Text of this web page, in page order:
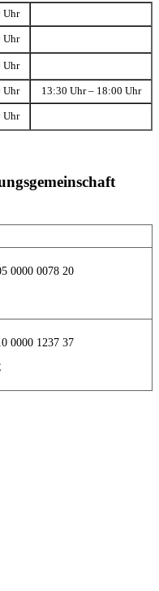
Uhr
Uhr
Uhr
Uhr 13:30 Uhr – 18:00 Uhr
Uhr
0000 0078 20
0000 1237 37